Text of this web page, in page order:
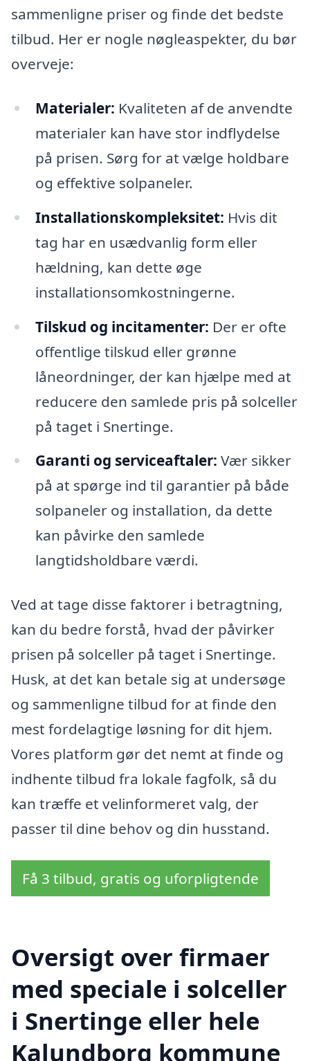
sammenligne priser og finde det bedste
tilbud. Her er nogle nøgleaspekter, du bør
overveje:
Materialer: Kvaliteten af de anvendte
materialer kan have stor indflydelse
på prisen. Sørg for at vælge holdbare
og effektive solpaneler.
Installationskompleksitet: Hvis dit
tag har en usædvanlig form eller
hældning, kan dette øge
installationsomkostningerne.
Tilskud og incitamenter: Der er ofte
offentlige tilskud eller grønne
låneordninger, der kan hjælpe med at
reducere den samlede pris på solceller
på taget i Snertinge.
Garanti og serviceaftaler: Vær sikker
på at spørge ind til garantier på både
solpaneler og installation, da dette
kan påvirke den samlede
langtidsholdbare værdi.
Ved at tage disse faktorer i betragtning,
kan du bedre forstå, hvad der påvirker
prisen på solceller på taget i Snertinge.
Husk, at det kan betale sig at undersøge
og sammenligne tilbud for at finde den
mest fordelagtige løsning for dit hjem.
Vores platform gør det nemt at finde og
indhente tilbud fra lokale fagfolk, så du
kan træffe et velinformeret valg, der
passer til dine behov og din husstand.
Få 3 tilbud, gratis og uforpligtende
Oversigt over firmaer
med speciale i solceller
i Snertinge eller hele
Kalundborg kommune